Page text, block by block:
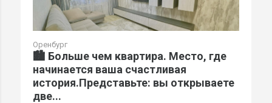
Оренбург
🏙️ Больше чем квартира. Место, где
начинается ваша счастливая
история.Представьте: вы открываете
две...